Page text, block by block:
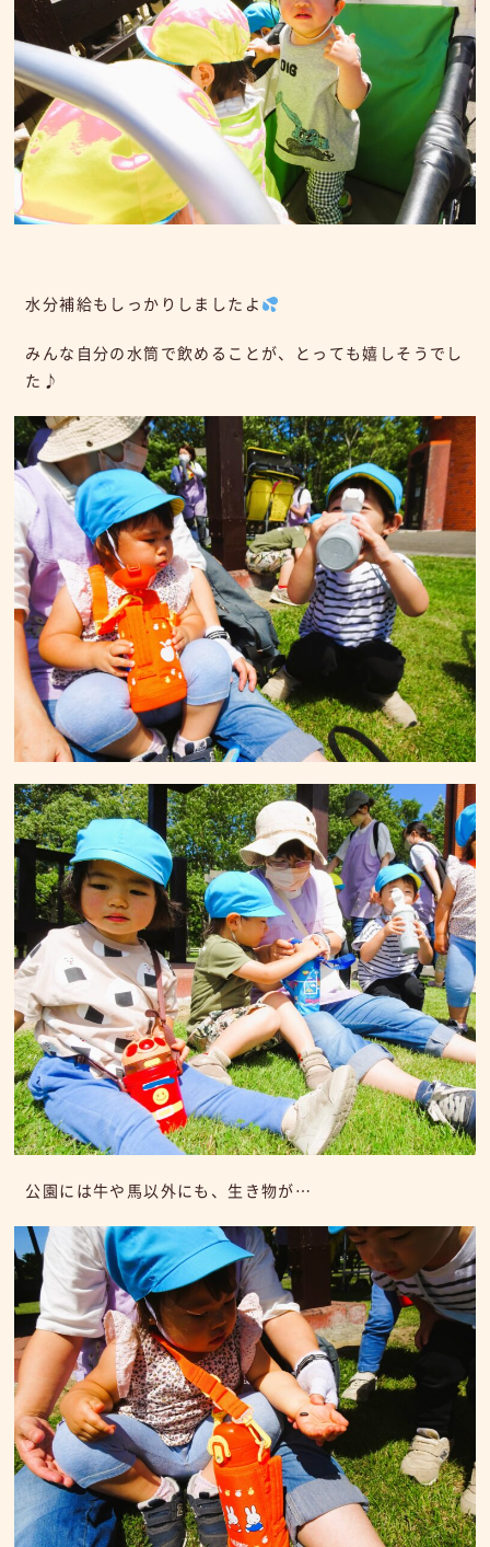
水分補給もしっかりしましたよ
みんな自分の水筒で飲めることが、とっても嬉しそうでし
た♪
公園には牛や馬以外にも、生き物が…